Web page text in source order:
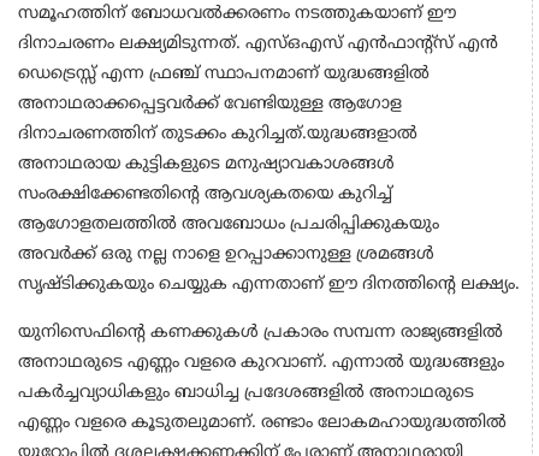
സമൂഹത്തിന് ബോധവല്‍ക്കരണം നടത്തുകയാണ് ഈ
ദിനാചരണം ലക്ഷ്യമിടുന്നത്. എസ്ഒഎസ് എന്‍ഫാന്റ്‌സ് എന്‍
ഡെട്രെസ്സ് എന്ന ഫ്രഞ്ച് സ്ഥാപനമാണ് യുദ്ധങ്ങളില്‍
അനാഥരാക്കപ്പെട്ടവര്‍ക്ക് വേണ്ടിയുള്ള ആഗോള
ദിനാചരണത്തിന് തുടക്കം കുറിച്ചത്.യുദ്ധങ്ങളാല്‍
അനാഥരായ കുട്ടികളുടെ മനുഷ്യാവകാശങ്ങള്‍
സംരക്ഷിക്കേണ്ടതിന്റെ ആവശ്യകതയെ കുറിച്ച്
ആഗോളതലത്തില്‍ അവബോധം പ്രചരിപ്പിക്കുകയും
അവര്‍ക്ക് ഒരു നല്ല നാളെ ഉറപ്പാക്കാനുള്ള ശ്രമങ്ങള്‍
സൃഷ്ടിക്കുകയും ചെയ്യുക എന്നതാണ് ഈ ദിനത്തിന്റെ ലക്ഷ്യം.
യുനിസെഫിന്റെ കണക്കുകള്‍ പ്രകാരം സമ്പന്ന രാജ്യങ്ങളില്‍
അനാഥരുടെ എണ്ണം വളരെ കുറവാണ്. എന്നാല്‍ യുദ്ധങ്ങളും
പകര്‍ച്ചവ്യാധികളും ബാധിച്ച പ്രദേശങ്ങളില്‍ അനാഥരുടെ
എണ്ണം വളരെ കൂടുതലുമാണ്. രണ്ടാം ലോകമഹായുദ്ധത്തില്‍